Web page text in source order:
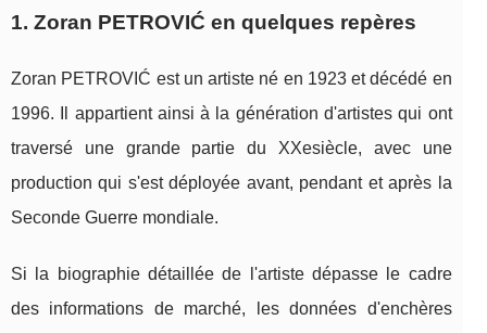
1. Zoran PETROVIĆ en quelques repères
Zoran PETROVIĆ est un artiste né en 1923 et décédé en
1996. Il appartient ainsi à la génération d'artistes qui ont
traversé une grande partie du XXesiècle, avec une
production qui s'est déployée avant, pendant et après la
Seconde Guerre mondiale.
Si la biographie détaillée de l'artiste dépasse le cadre
des informations de marché, les données d'enchères